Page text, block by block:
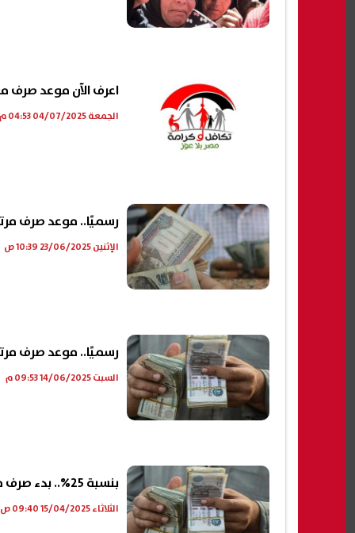
اعرف الآن موعد صرف
الجمعة 04/07/2025 04:53 م
رسميًا.. موعد صرف
الإثنين 23/06/2025 10:39 ص
رسميًا.. موعد صرف مرتبات يونيو 2025
السبت 14/06/2025 09:53 م
بنسبة 25%.. بدء صرف معاش تكافل وكرامة لشهر أبريل 2025 بالزيادة الجديدة
الثلاثاء 15/04/2025 09:40 ص